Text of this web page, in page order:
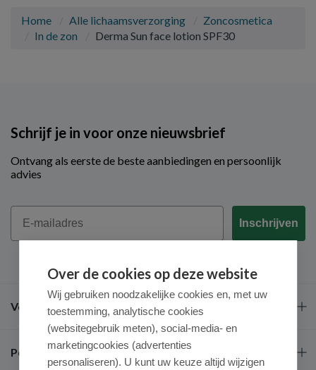
Home Alle lichaamsverzorging
Zoncosmetica
In de zon
Derma Sun face lotion SPF30
Schrijf je in voor onze nieuwsbrief
Ontvang als eerste de beste aanbiedingen en persoonlijk
advies
Email
Inschrijven
Veel gestelde vragen
Populaire merken
Over de cookies op deze website
Wij gebruiken noodzakelijke cookies en, met uw
toestemming, analytische cookies
(websitegebruik meten), social-media- en
marketingcookies (advertenties
personaliseren). U kunt uw keuze altijd wijzigen